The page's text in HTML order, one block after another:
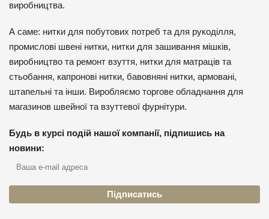
виробництва.
А саме: нитки для побутових потреб та для рукоділля,
промислові швені нитки, нитки для зашивання мішків,
виробництво та ремонт взуття, нитки для матраців та
стьобання, капронові нитки, бавовняні нитки, армовані,
штапельні та інши. Виробляємо торгове обладнання для
магазинов швейної та взуттевої фурнітури.
Будь в курсі подій нашої компанії, підпишись на
новини: